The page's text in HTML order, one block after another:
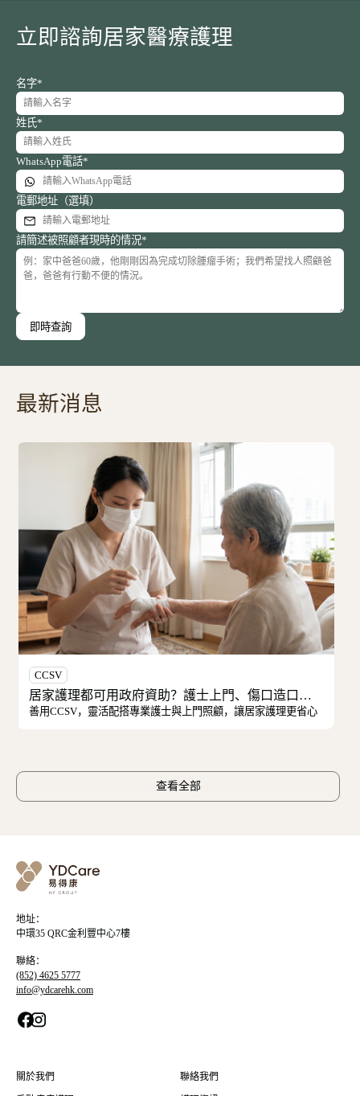
立即諮詢居家醫療護理
名字*
姓氏*
WhatsApp電話*
電郵地址（選填）
請簡述被照顧者現時的情況*
即時查詢
最新消息
居家護理都可用政府資助？護士上門、傷口造口護理與費用安排一次看清
上門照顧，讓居家護理更省心 ACP是溝通過程，AMD是法律文件。
查看全部
地址：
中環35 QRC金利豐中心7樓
聯絡：
(852) 4625 5777
info@ydcarehk.com
關於我們 聯絡我們